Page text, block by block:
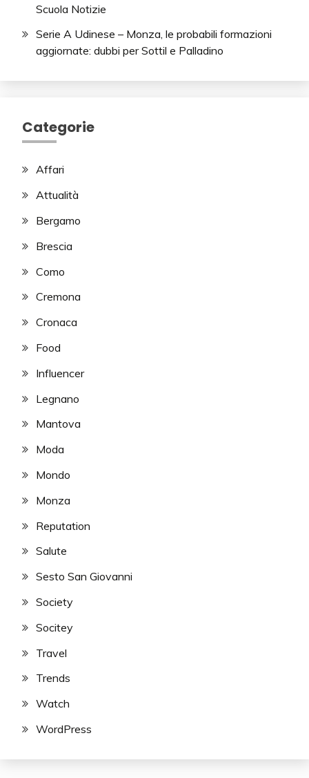
Scuola Notizie
Serie A Udinese – Monza, le probabili formazioni
aggiornate: dubbi per Sottil e Palladino
Categorie
Affari
Attualità
Bergamo
Brescia
Como
Cremona
Cronaca
Food
Influencer
Legnano
Mantova
Moda
Mondo
Monza
Reputation
Salute
Sesto San Giovanni
Society
Socitey
Travel
Trends
Watch
WordPress